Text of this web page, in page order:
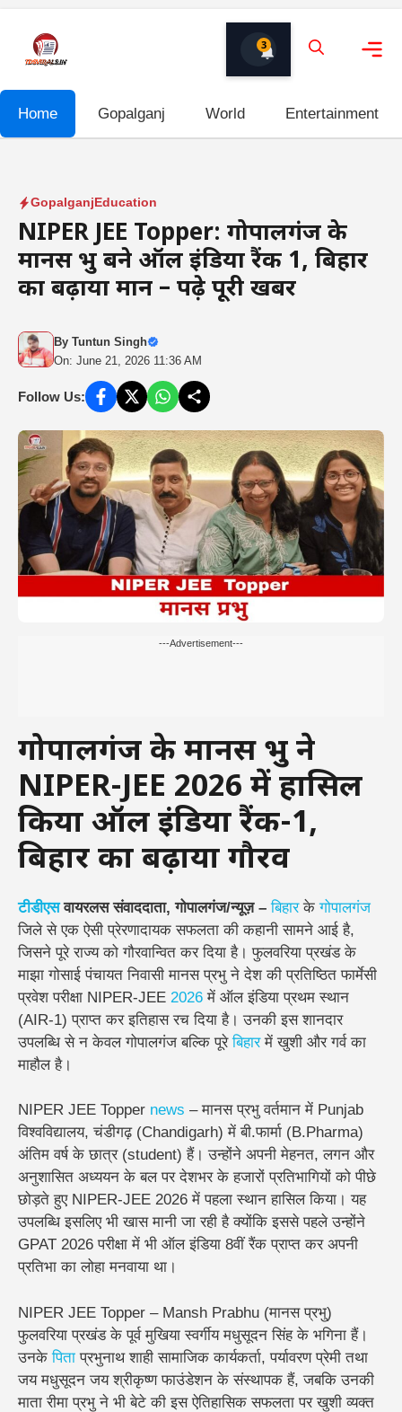
content
3
Home Gopalganj World Entertainment
GopalganjEducation
NIPER JEE Topper: गोपालगंज के
मानस प्रभु बने ऑल इंडिया रैंक 1, बिहार
का बढ़ाया मान – पढ़े पूरी खबर
By Tuntun Singh
On: June 21, 2026 11:36 AM
Follow Us:
---Advertisement---
गोपालगंज के मानस प्रभु ने
NIPER-JEE 2026 में हासिल
किया ऑल इंडिया रैंक-1,
बिहार का बढ़ाया गौरव
टीडीएसवायरलस संवाददाता, गोपालगंज/न्यूज़ – बिहारकेगोपालगंज
जिले से एक ऐसी प्रेरणादायक सफलता की कहानी सामने आई है,
जिसने पूरे राज्य को गौरवान्वित कर दिया है। फुलवरिया प्रखंड के
माझा गोसाई पंचायत निवासी मानस प्रभु ने देश की प्रतिष्ठित फार्मेसी
प्रवेश परीक्षा NIPER-JEE 2026 में ऑल इंडिया प्रथम स्थान
(AIR-1) प्राप्त कर इतिहास रच दिया है। उनकी इस शानदार
उपलब्धि से न केवल गोपालगंज बल्कि पूरेबिहारमें खुशी और गर्व का
माहौल है।
NIPER JEE Topper news – मानस प्रभु वर्तमान में Punjab
विश्वविद्यालय, चंडीगढ़ (Chandigarh) में बी.फार्मा (B.Pharma)
अंतिम वर्ष के छात्र (student) हैं। उन्होंने अपनी मेहनत, लगन और
अनुशासित अध्ययन के बल पर देशभर के हजारों प्रतिभागियों को पीछे
छोड़ते हुए NIPER-JEE 2026 में पहला स्थान हासिल किया। यह
उपलब्धि इसलिए भी खास मानी जा रही है क्योंकि इससे पहले उन्होंने
GPAT 2026 परीक्षा में भी ऑल इंडिया 8वीं रैंक प्राप्त कर अपनी
प्रतिभा का लोहा मनवाया था।
NIPER JEE Topper – Mansh Prabhu (मानस प्रभु)
फुलवरिया प्रखंड के पूर्व मुखिया स्वर्गीय मधुसूदन सिंह के भगिना हैं।
उनकेपिता प्रभुनाथ शाही सामाजिक कार्यकर्ता, पर्यावरण प्रेमी तथा
जय मधुसूदन जय श्रीकृष्ण फाउंडेशन के संस्थापक हैं, जबकि उनकी
माता रीमा प्रभु ने भी बेटे की इस ऐतिहासिक सफलता पर खुशी व्यक्त